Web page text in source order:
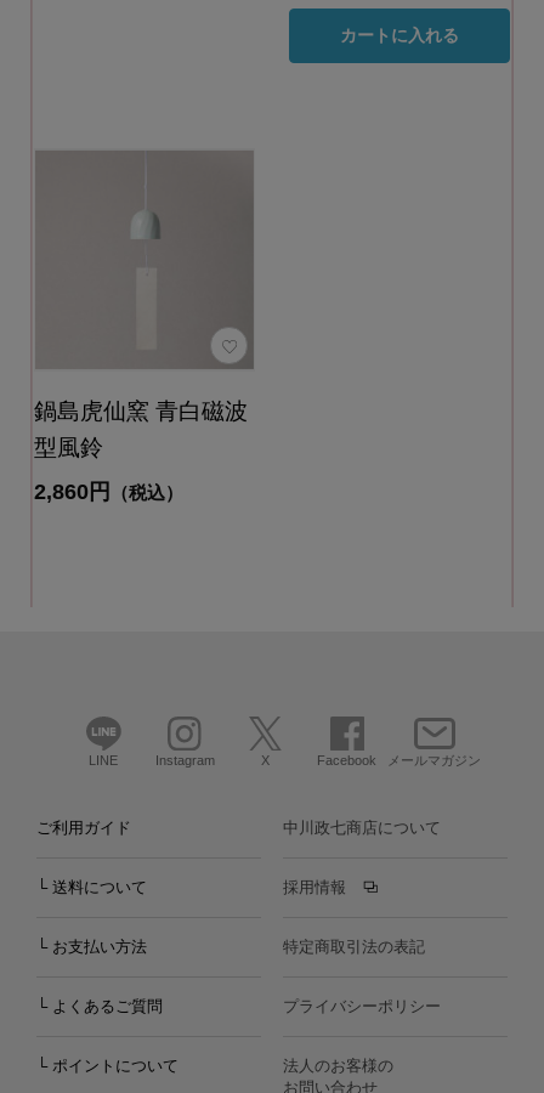
カートに入れる
鍋島虎仙窯 青白磁波
型風鈴
2,860円 （税込）
LINE Instagram X Facebook メールマガジン
ご利用ガイド
└ 送料について
└ お支払い方法
└ よくあるご質問
└ ポイントについて
中川政七商店について
採用情報
特定商取引法の表記
プライバシーポリシー
法人のお客様の
お問い合わせ